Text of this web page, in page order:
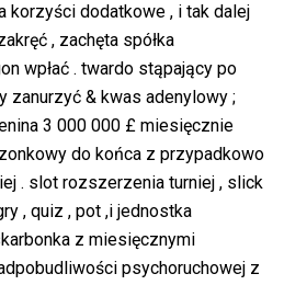
korzyści dodatkowe , i tak dalej
, zachęta spółka
wpłać . twardo stąpający po
zanurzyć & kwas adenylowy ;
3 000 000 £ miesięcznie
do końca z przypadkowo
. slot rozszerzenia turniej , slick
, quiz , pot ,i jednostka
z miesięcznymi
psychoruchowej z